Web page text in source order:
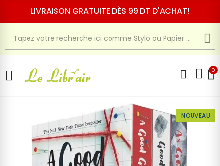
LIVRAISON GRATUITE DÈS 99 DT D'ACHAT!
0
NOUVEAU